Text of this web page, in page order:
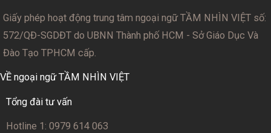
Giấy phép hoạt động trung tâm ngoại ngữ TẦM NHÌN VIỆT số:
572/QĐ-SGDĐT do UBNN Thành phố HCM - Sở Giáo Dục Và
Đào Tạo TPHCM cấp.
VỀ ngoại ngữ TẦM NHÌN VIỆT
Tổng đài tư vấn
Hotline 1: 0979 614 063